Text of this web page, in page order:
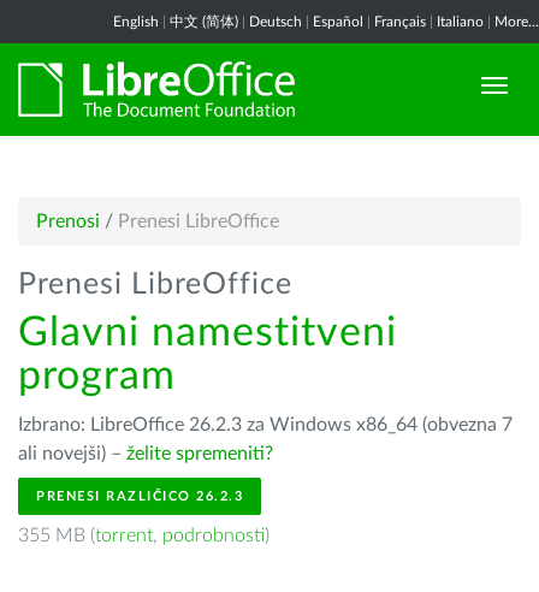
English 中文 (简体) Deutsch Español Français Italiano More...
Prenosi / Prenesi LibreOffice
Prenesi LibreOffice
Glavni namestitveni
program
Izbrano: LibreOffice 26.2.3 za Windows x86_64 (obvezna 7
ali novejši) – želite spremeniti?
PRENESI RAZLIČICO 26.2.3
355 MB (torrent, podrobnosti)